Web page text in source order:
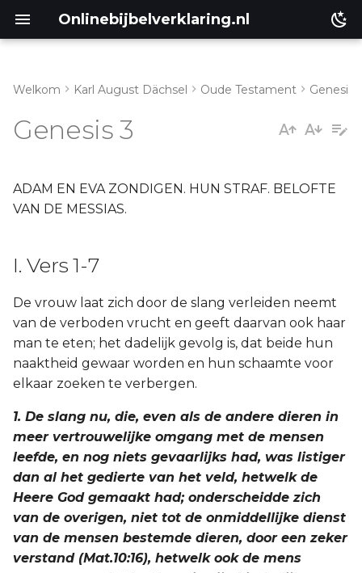
Onlinebijbelverklaring.nl
III. Vers 20-24
Lukas
Handelingen
Romeinen
1 Korinthe
2 Korinthe
Galaten
Éfeze
Filippenzen
Kolossenzen
Welkom Karl August Dächsel Oude Testament Genesis
Genesis 3
ADAM EN EVA ZONDIGEN. HUN STRAF. BELOFTE
VAN DE MESSIAS.
I. Vers 1-7
De vrouw laat zich door de slang verleiden neemt
van de verboden vrucht en geeft daarvan ook haar
man te eten; het dadelijk gevolg is, dat beide hun
naaktheid gewaar worden en hun schaamte voor
elkaar zoeken te verbergen.
1. De slang nu, die, even als de andere dieren in
meer vertrouwelijke omgang met de mensen
leefde, en nog niets gevaarlijks had, was listiger
dan al het gedierte van het veld, hetwelk de
Heere God gemaakt had; onderscheidde zich
van de overigen, niet tot de onmiddellijke dienst
van de mensen bestemde dieren, door een zeker
verstand (Mat.10:16), hetwelk ook de mens